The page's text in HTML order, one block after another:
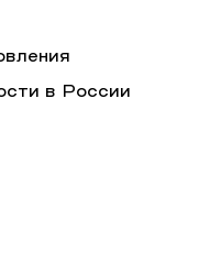
в России